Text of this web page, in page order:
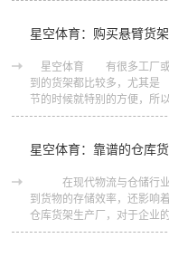
星空体育：购买悬臂货
星空体育 有很多工厂或
到的货架都比较多，尤其
节的时候就特别的方便，所以
星空体育：靠谱的仓库
在现代物流与仓储行业
到货物的存储效率，还影响
仓库货架生产厂，对于企业的